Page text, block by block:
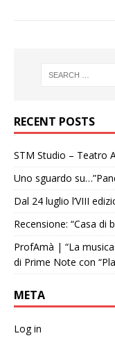
RECENT POSTS
STM Studio – Teatro
Uno sguardo
Dal 24 luglio l’VIII
Recensione: “Casa di
ProfAmà | “La
di Prime Note con
META
Log in